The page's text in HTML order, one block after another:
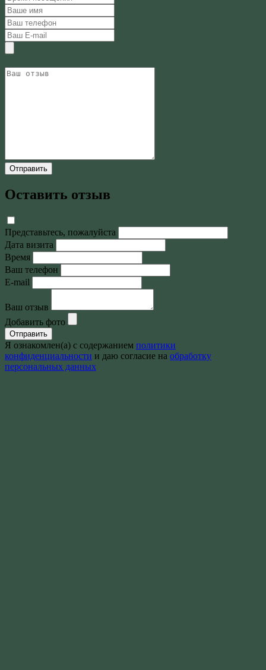
Отправить
Оставить отзыв
Представьтесь, пожалуйста
Дата визита
Время
Ваш телефон
E-mail
Ваш отзыв
Добавить фото
Отправить
Я ознакомлен(а) с содержанием политики
конфиденциальности и даю согласие на обработку
персональных данных